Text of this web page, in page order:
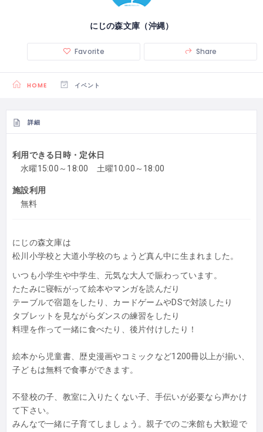
にじの森文庫（沖縄）
Favorite Share
HOME イベント
詳細
利用できる日時・定休日
水曜15:00～18:00 土曜10:00～18:00
施設利用
無料
にじの森文庫は​
松川小学校と大道小学校のちょうど真ん中に生まれました。
​いつも小学生や中学生、元気な大人で賑わっています。
たたみに寝転がって絵本やマンガを読んだり
​テーブルで宿題をしたり、カードゲームやDSで対談したり
タブレットを見ながらダンスの練習をしたり
料理を作って一緒に食べたり、後片付けしたり！
​絵本から児童書、歴史漫画やコミックなど1200冊以上が揃い、
子どもは無料で食事ができます。
不登校の子、教室に入りたくない子、手伝いが必要なら声かけ
て下さい。
みんなで一緒に子育てしましょう。親子でのご来館も大歓迎で